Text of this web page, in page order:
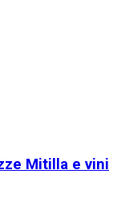
Mitilla e vini